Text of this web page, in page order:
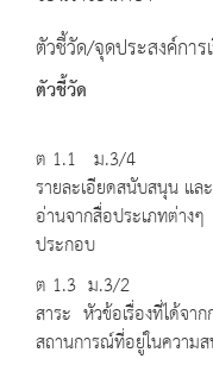
ตัวชี้วัด/จุดประสงค์การ
ตั
ต 1.1 ม.3/4 เลือก
รายละเอียดสนับสนุน แล
อ่านจากสื่อประเภทต่าง
ประกอบ
ต 1.3 ม.3/2 พูดแ
สาระ หัวข้อเรื่องที่ได้จา
สถานการณ์ที่อยู่ในความ